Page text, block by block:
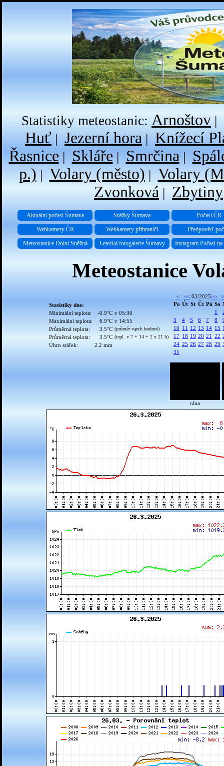
Statistiky meteostanic: Arnoštov |
Huť | Jezerní hora | Knížecí
Řasnice| Skláře| Smrčina|
p.) | Volary (město) | Volary
Zvonková | Zbytiny
Aktuální počasí Šumava Srážky Šumava
Počasí ČR
Webkamery ČR
Webkamery příhraničí
Předpověď
Meteostanice Dolní Sněžná
Letecká fotogalerie Šumavy Instagram Počasí na
Meteostanice
Statistiky dne:
Minimální teplota:
-0.9°C v 05:30
Maximální teplota:
6.9°C v 14:55
Průměrná teplota:
3.5°C (průměr vąech hodnot)
Průměrná teplota: 3.5°C (tepl. v 7 + 14 + 2 x 21 h)
Úhrn sráľek: 2.2 mm
< << 03/2025>>
>
Po Út St Čt Pá So
1
3
4 5 6 7 8
10 11 12 13 14 15
17 18 19 20 21 22
24 25 26 27 28 29
31
ráno